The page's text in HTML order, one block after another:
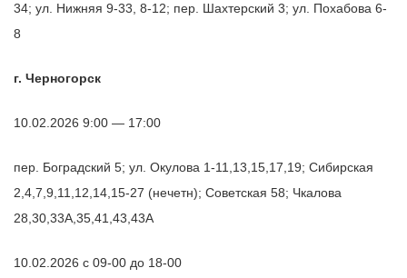
34; ул. Нижняя 9-33, 8-12; пер. Шахтерский 3; ул. Похабова 6-
8
г. Черногорск
10.02.2026 9:00 — 17:00
пер. Боградский 5; ул. Окулова 1-11,13,15,17,19; Сибирская
2,4,7,9,11,12,14,15-27 (нечетн); Советская 58; Чкалова
28,30,33А,35,41,43,43А
10.02.2026 с 09-00 до 18-00